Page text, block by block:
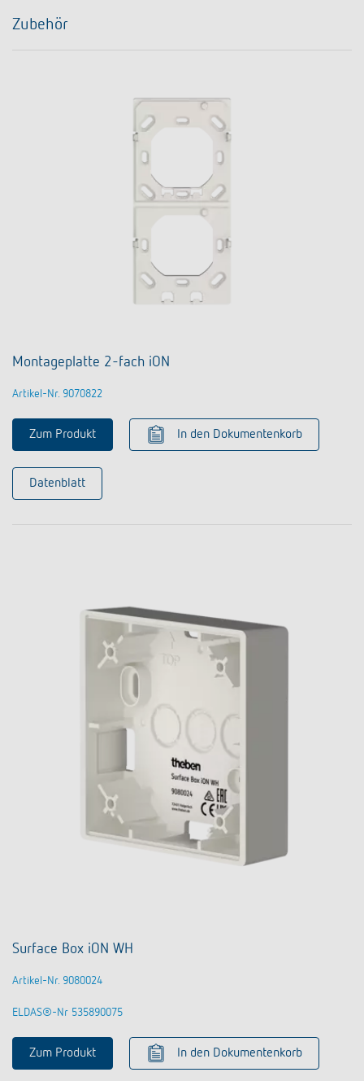
Zubehör
Montageplatte 2-fach iON
Artikel-Nr. 9070822
Zum Produkt In den Dokumentenkorb
Datenblatt
Surface Box iON WH
Artikel-Nr. 9080024
ELDAS®-Nr 535890075
Zum Produkt In den Dokumentenkorb